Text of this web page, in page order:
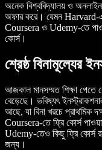
অনেক বিশ্ববিদ্যালয় ও অনলাইন
অফার করে। যেমন Harvard-
Coursera ও Udemy-তে
কোর্স।
শ্রেষ্ঠ বিনামূল্যের
আজকাল মানসম্মত শিক্ষা পেতে
বেড়েছে। ভবিষ্যৎ
আছে, যা বিনা খরচে প্রাথমিক
Coursera-তে ফ্রি কোর্স পাওয়া
Udemy-তেও কিছু ফ্রি কোর্স
জন্য।